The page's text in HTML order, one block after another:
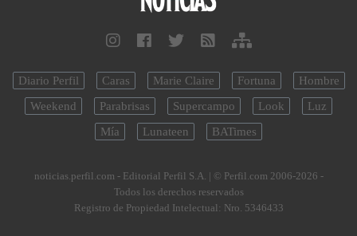
Diario Perfil Caras Marie Claire Fortuna
Hombre
Weekend
Parabrisas Supercampo Look
Luz
Mía
Lunateen BATimes
noticias.perfil.com - Editorial Perfil S.A. | © Perfil.com 2006-2026 -
Todos los derechos reservados
Registro de Propiedad Intelectual: Nro. 5346433